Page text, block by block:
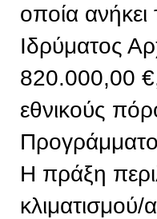
οποία
Ιδρύματος
820.000,00
εθνικούς
Η πράξη